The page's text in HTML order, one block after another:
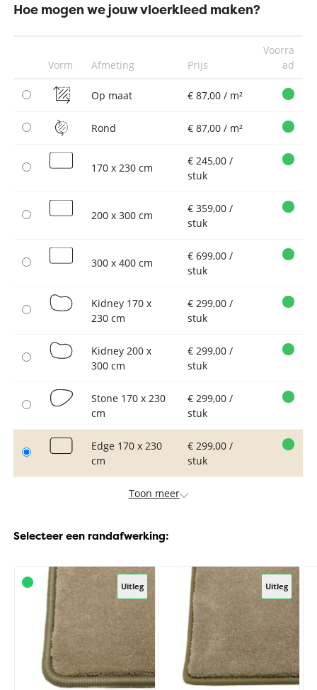
Hoe mogen we jouw vloerkleed maken?
Vorm Afmeting Prijs
Voorra
ad
Op maat € 87,00 / m²
Rond € 87,00 / m²
170 x 230 cm
€ 245,00 /
stuk
200 x 300 cm
€ 359,00 /
stuk
300 x 400 cm
€ 699,00 /
stuk
Kidney 170 x
230 cm
€ 299,00 /
stuk
Kidney 200 x
300 cm
€ 299,00 /
stuk
Stone 170 x 230
cm
€ 299,00 /
stuk
Edge 170 x 230
cm
€ 299,00 /
stuk
Toon meer
Selecteer een randafwerking:
Uitleg Uitleg